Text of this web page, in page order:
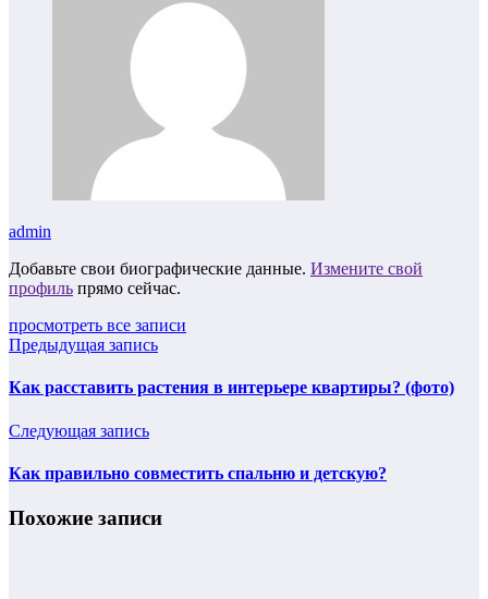
admin
Добавьте свои биографические данные. Измените свой
профиль прямо сейчас.
просмотреть все записи
Предыдущая запись
Как расставить растения в интерьере квартиры? (фото)
Следующая запись
Как правильно совместить спальню и детскую?
Похожие записи